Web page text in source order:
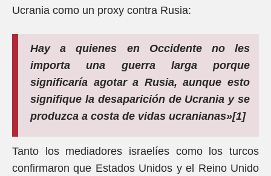
Ucrania como un proxy contra Rusia:
Hay a quienes en Occidente no les
importa una guerra larga porque
significaría agotar a Rusia, aunque esto
signifique la desaparición de Ucrania y se
produzca a costa de vidas ucranianas»[1]
Tanto los mediadores israelíes como los turcos
confirmaron que Estados Unidos y el Reino Unido